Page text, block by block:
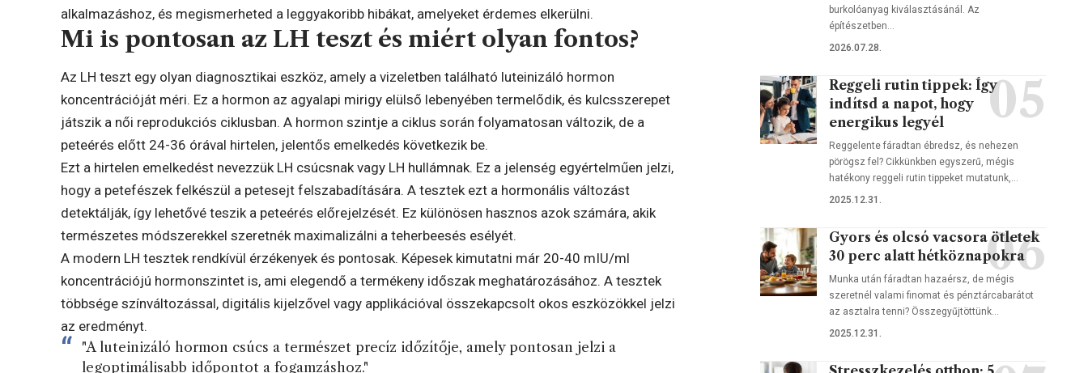
alkalmazáshoz, és megismerheted a leggyakoribb hibákat, amelyeket érdemes elkerülni.
Mi is pontosan az LH teszt és miért olyan fontos?
Az LH teszt egy olyan diagnosztikai eszköz, amely a vizeletben található luteinizáló hormon
koncentrációját méri. Ez a hormon az agyalapi mirigy elülső lebenyében termelődik, és kulcsszerepet
játszik a női reprodukciós ciklusban. A hormon szintje a ciklus során folyamatosan változik, de a
peteérés előtt 24-36 órával hirtelen, jelentős emelkedés következik be.
Ezt a hirtelen emelkedést nevezzük LH csúcsnak vagy LH hullámnak. Ez a jelenség egyértelműen jelzi,
hogy a petefészek felkészül a petesejt felszabadítására. A tesztek ezt a hormonális változást
detektálják, így lehetővé teszik a peteérés előrejelzését. Ez különösen hasznos azok számára, akik
természetes módszerekkel szeretnék maximalizálni a teherbeesés esélyét.
A modern LH tesztek rendkívül érzékenyek és pontosak. Képesek kimutatni már 20-40 mIU/ml
koncentrációjú hormonszintet is, ami elegendő a termékeny időszak meghatározásához. A tesztek
többsége színváltozással, digitális kijelzővel vagy applikációval összekapcsolt okos eszközökkel jelzi
az eredményt.
"A luteinizáló hormon csúcs a természet precíz időzítője, amely pontosan jelzi a
legoptimálisabb időpontot a fogamzáshoz."
burkolóanyag kiválasztásánál. Az
építészetben…
2026.07.28.
Reggeli rutin tippek: Így
indítsd a napot, hogy
energikus legyél
Reggelente fáradtan ébredsz, és nehezen
pörögsz fel? Cikkünkben egyszerű, mégis
hatékony reggeli rutin tippeket mutatunk,…
2025.12.31.
Gyors és olcsó vacsora ötletek
30 perc alatt hétköznapokra
Munka után fáradtan hazaérsz, de mégis
szeretnél valami finomat és pénztárcabarátot
az asztalra tenni? Összegyűjtöttünk…
2025.12.31.